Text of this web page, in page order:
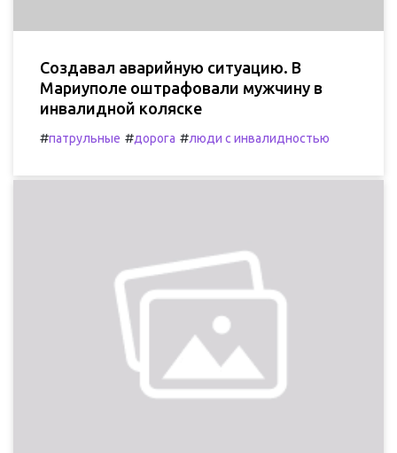
Создавал аварийную ситуацию. В
Мариуполе оштрафовали мужчину в
инвалидной коляске
#патрульные #дорога #люди с инвалидностью